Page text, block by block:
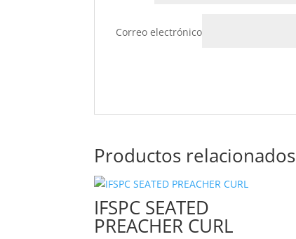
Correo electrónico
Productos relacionados
IFSPC SEATED
PREACHER CURL